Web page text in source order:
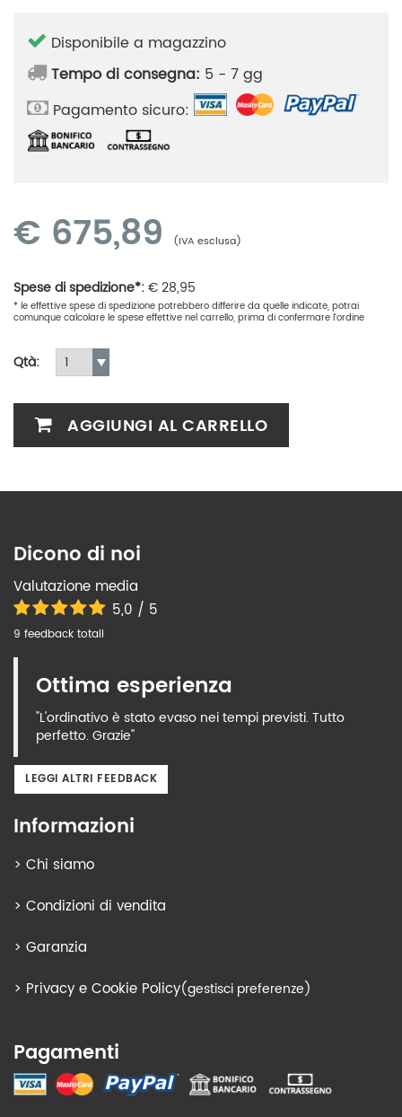
Disponibile a magazzino
Tempo di consegna: 5 - 7 gg
Pagamento sicuro:
€ 675,89 (IVA esclusa)
Spese di spedizione*:€28,95
* le effettive spese di spedizione potrebbero differire da quelle indicate, potrai
comunque calcolare le spese effettive nel carrello, prima di confermare l'ordine
Qtà:
AGGIUNGI AL CARRELLO
Dicono di noi
Valutazione media
5,0 / 5
9 feedback totali
Ottima esperienza
"L'ordinativo è stato evaso nei tempi previsti. Tutto
perfetto. Grazie"
LEGGI ALTRI FEEDBACK
Informazioni
> Chi siamo
> Condizioni di vendita
> Garanzia
> Privacy e Cookie Policy(gestisci preferenze)
Pagamenti